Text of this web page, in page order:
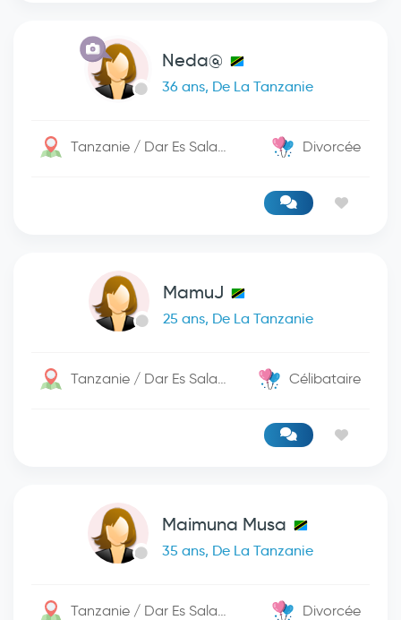
Neda@
36 ans, De La Tanzanie
Tanzanie / Dar Es Salaam Divorcée
MamuJ
25 ans, De La Tanzanie
Tanzanie / Dar Es Salaam Célibataire
Maimuna Musa
35 ans, De La Tanzanie
Tanzanie / Dar Es Salaam Divorcée